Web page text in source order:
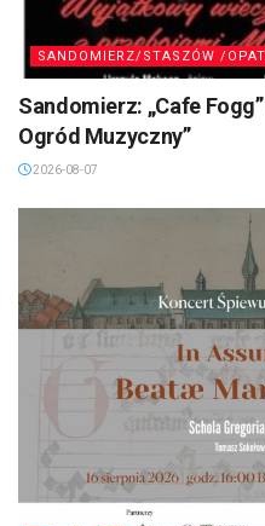
SANDOMIERZ/STASZÓW /
Sandomierz: „Cafe
Ogród Muzyczny”
2026-08-07